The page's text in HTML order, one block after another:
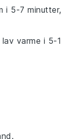
i 5-7 minutter,
varme i 5-